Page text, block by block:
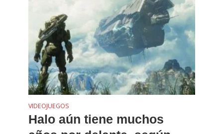
VIDEOJUEGOS
Halo aún tiene muchos